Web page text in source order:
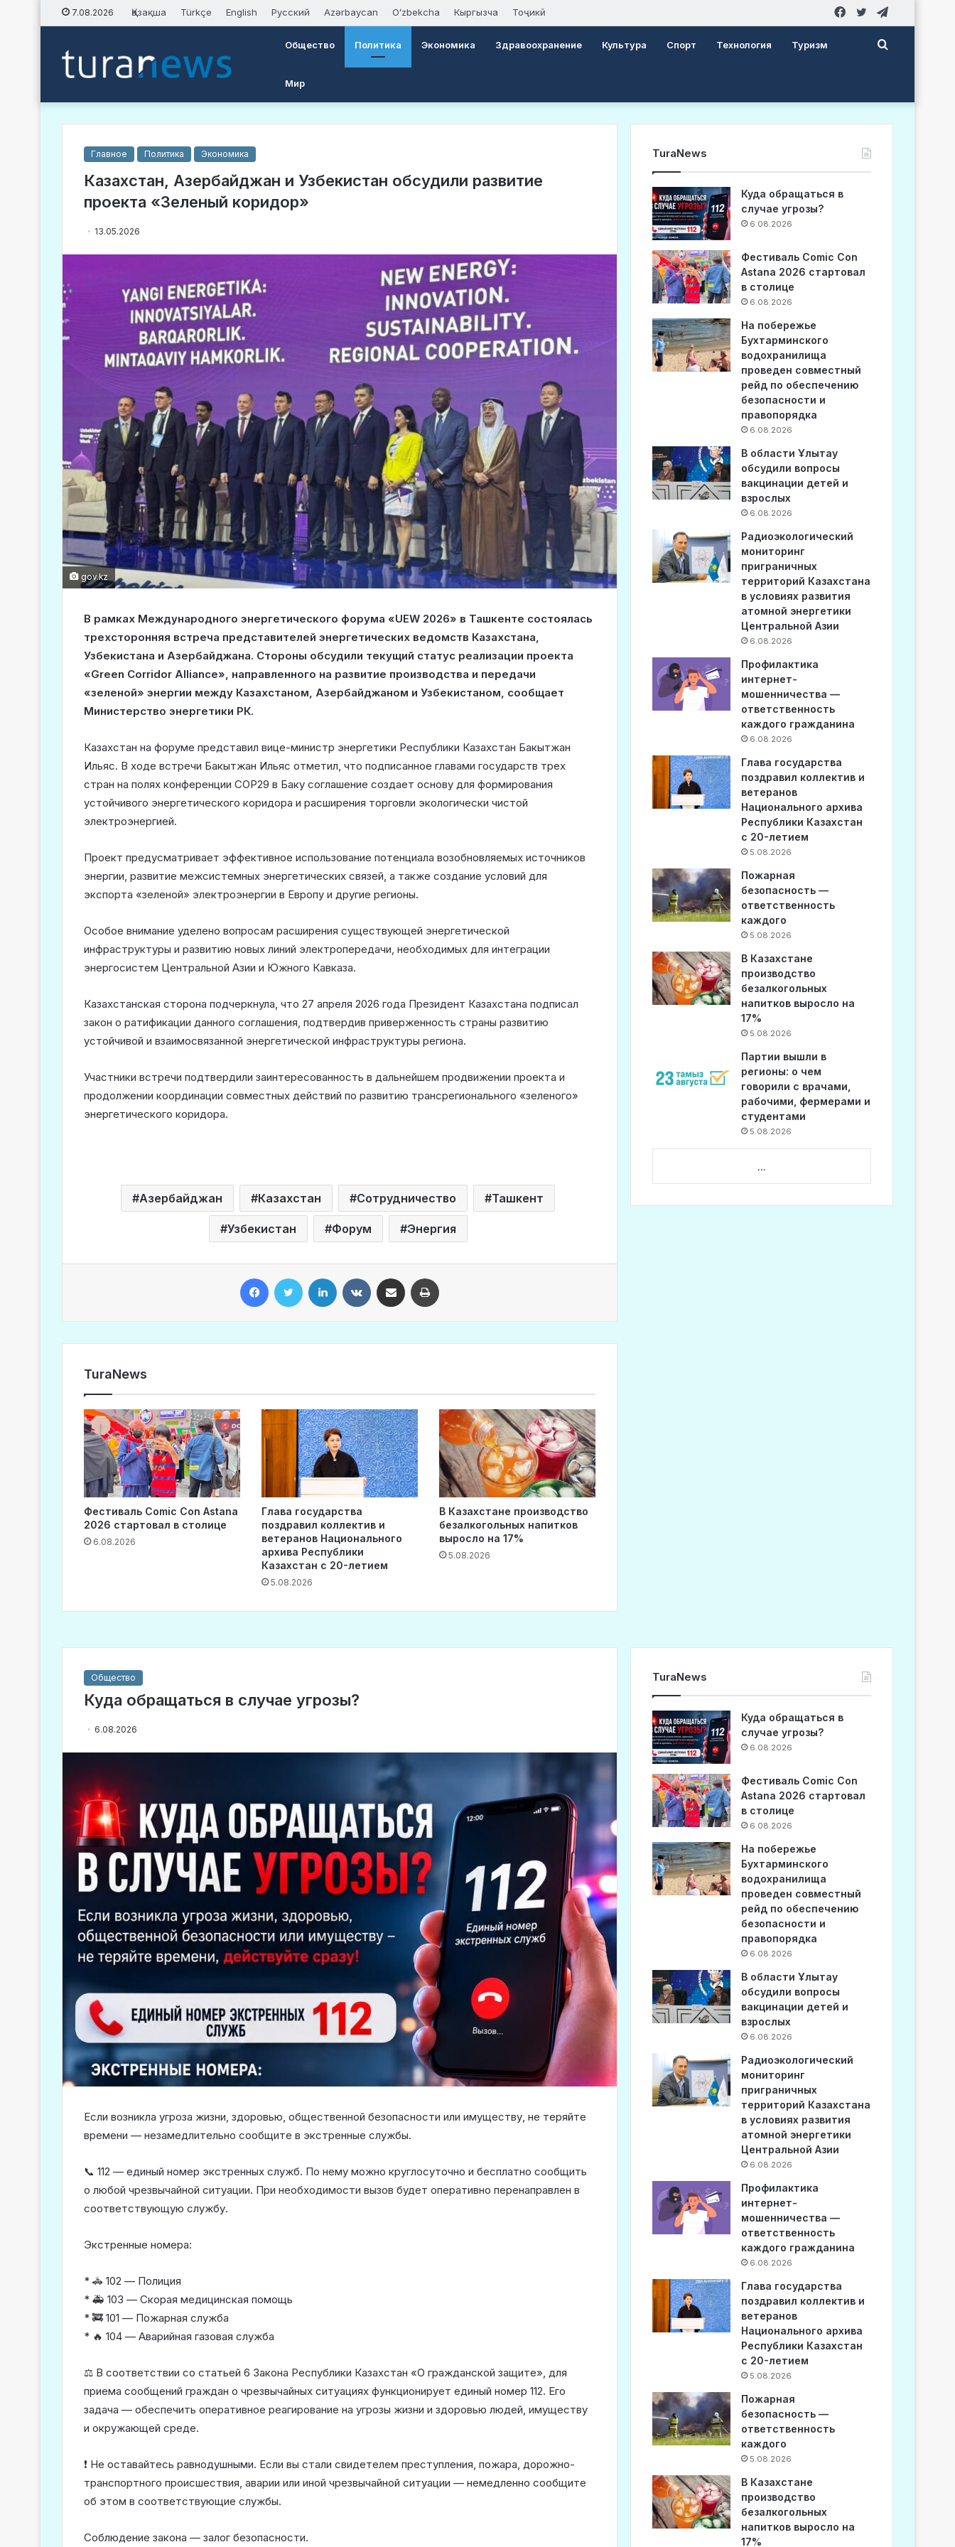
7.08.2026 Қазақша Türkçe English Русский Azərbaycan Oʻzbekcha Кыргызча Тоҷикӣ Twitter
Facebook
Общество Политика Экономика Здравоохранение Культура Спорт Технология Туризм
Мир
Search
Главное Политика Экономика
Казахстан, Азербайджан и Узбекистан обсудили развитие
проекта «Зеленый коридор»
13.05.2026
gov.kz
В рамках Международного энергетического форума «UEW 2026» в Ташкенте состоялась
трехсторонняя встреча представителей энергетических ведомств Казахстана,
Узбекистана и Азербайджана. Стороны обсудили текущий статус реализации проекта
«Green Corridor Alliance», направленного на развитие производства и передачи
«зеленой» энергии между Казахстаном, Азербайджаном и Узбекистаном, сообщает
Министерство энергетики РК.
Казахстан на форуме представил вице-министр энергетики Республики Казахстан Бакытжан
Ильяс. В ходе встречи Бакытжан Ильяс отметил, что подписанное главами государств трех
стран на полях конференции COP29 в Баку соглашение создает основу для формирования
устойчивого энергетического коридора и расширения торговли экологически чистой
электроэнергией.
Проект предусматривает эффективное использование потенциала возобновляемых источников
энергии, развитие межсистемных энергетических связей, а также создание условий для
экспорта «зеленой» электроэнергии в Европу и другие регионы.
Особое внимание уделено вопросам расширения существующей энергетической
инфраструктуры и развитию новых линий электропередачи, необходимых для интеграции
энергосистем Центральной Азии и Южного Кавказа.
Казахстанская сторона подчеркнула, что 27 апреля 2026 года Президент Казахстана подписал
закон о ратификации данного соглашения, подтвердив приверженность страны развитию
устойчивой и взаимосвязанной энергетической инфраструктуры региона.
Участники встречи подтвердили заинтересованность в дальнейшем продвижении проекта и
продолжении координации совместных действий по развитию трансрегионального «зеленого»
энергетического коридора.
Азербайджан Казахстан Сотрудничество Ташкент
Узбекистан Форум Энергия
TuraNews
Фестиваль Comic Con Astana
2026 стартовал в столице
6.08.2026
Глава государства
поздравил коллектив и
ветеранов Национального
архива Республики
Казахстан с 20-летием
5.08.2026
В Казахстане производство
безалкогольных напитков
выросло на 17%
5.08.2026
TuraNews
Куда обращаться в
случае угрозы?
6.08.2026
Фестиваль Comic Con
Astana 2026 стартовал
в столице
6.08.2026
На побережье
Бухтарминского
водохранилища
проведен совместный
рейд по обеспечению
безопасности и
правопорядка
6.08.2026
В области Ұлытау
обсудили вопросы
вакцинации детей и
взрослых
6.08.2026
Радиоэкологический
мониторинг
приграничных
территорий Казахстана
в условиях развития
атомной энергетики
Центральной Азии
6.08.2026
Профилактика
интернет-
мошенничества —
ответственность
каждого гражданина
6.08.2026
Глава государства
поздравил коллектив и
ветеранов
Национального архива
Республики Казахстан
с 20-летием
5.08.2026
Пожарная
безопасность —
ответственность
каждого
5.08.2026
В Казахстане
производство
безалкогольных
напитков выросло на
17%
5.08.2026
Партии вышли в
регионы: о чем
говорили с врачами,
рабочими, фермерами и
студентами
5.08.2026
...